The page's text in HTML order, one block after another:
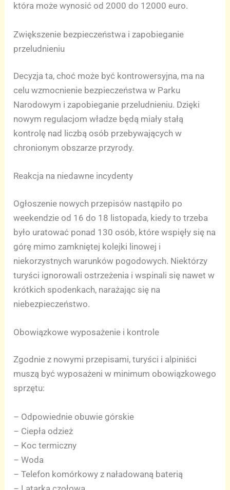
która może wynosić od 2000 do 12000 euro.
Zwiększenie bezpieczeństwa i zapobieganie
przeludnieniu
Decyzja ta, choć może być kontrowersyjna, ma na
celu wzmocnienie bezpieczeństwa w Parku
Narodowym i zapobieganie przeludnieniu. Dzięki
nowym regulacjom władze będą miały stałą
kontrolę nad liczbą osób przebywających w
chronionym obszarze przyrody.
Reakcja na niedawne incydenty
Ogłoszenie nowych przepisów nastąpiło po
weekendzie od 16 do 18 listopada, kiedy to trzeba
było uratować ponad 130 osób, które wspięły się na
górę mimo zamkniętej kolejki linowej i
niekorzystnych warunków pogodowych. Niektórzy
turyści ignorowali ostrzeżenia i wspinali się nawet w
krótkich spodenkach, narażając się na
niebezpieczeństwo.
Obowiązkowe wyposażenie i kontrole
Zgodnie z nowymi przepisami, turyści i alpiniści
muszą być wyposażeni w minimum obowiązkowego
sprzętu:
– Odpowiednie obuwie górskie
– Ciepła odzież
– Koc termiczny
– Woda
– Telefon komórkowy z naładowaną baterią